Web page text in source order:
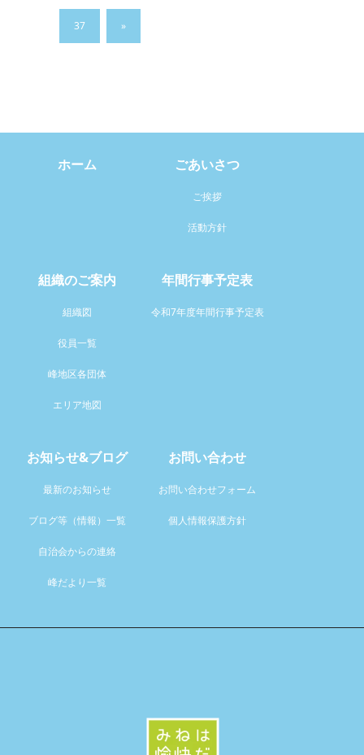
37 »
ホーム ごあいさつ
ご挨拶
活動方針
組織のご案内
組織図
役員一覧
峰地区各団体
エリア地図
年間行事予定表
令和7年度年間行事予定表
お知らせ&ブログ
最新のお知らせ
ブログ等（情報）一覧
自治会からの連絡
峰だより一覧
お問い合わせ
お問い合わせフォーム
個人情報保護方針